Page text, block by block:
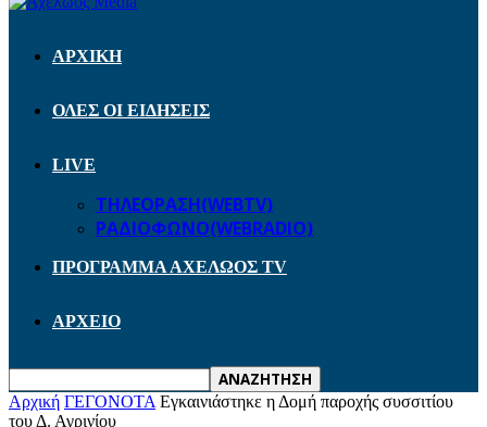
ΑΡΧΙΚΗ
ΟΛΕΣ ΟΙ ΕΙΔΗΣΕΙΣ
LIVE
ΤΗΛΕΟΡΑΣΗ(WEBTV)
ΡΑΔΙΟΦΩΝΟ(WEBRADIO)
ΠΡΟΓΡΑΜΜΑ ΑΧΕΛΩΟΣ TV
ΑΡΧΕΙΟ
Αρχική ΓΕΓΟΝΟΤΑ Εγκαινιάστηκε η Δομή παροχής συσσιτίου
του Δ. Αγρινίου